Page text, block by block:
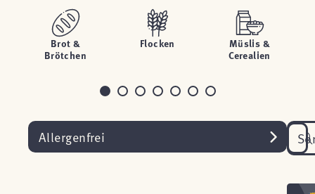
Brot &
Brötchen
Flocken
Müslis &
Cerealien
Allergenfrei